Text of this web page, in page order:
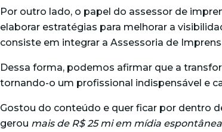
Por outro lado, o papel do assessor de
elaborar estratégias para melhorar a
consiste em integrar a Assessoria de
Dessa forma, podemos afirmar que a
tornando-o um profissional indispensável e
Gostou do conteúdo e quer ficar por dentro
gerou mais de R$ 25 mi em mídia